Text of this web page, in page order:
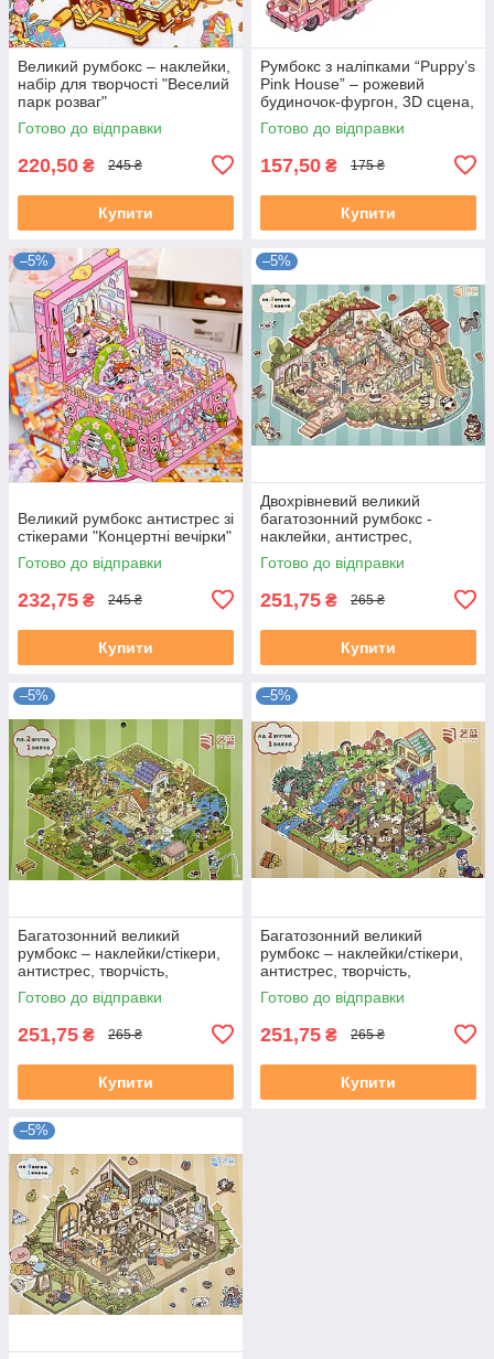
Великий румбокс – наклейки,
набір для творчості "Веселий
парк розваг"
Готово до відправки
220,50 ₴ 245 ₴
Купити
Румбокс з наліпками “Puppy’s
Pink House” – рожевий
будиночок-фургон, 3D сцена,
мініатюра, набір для
творчості, room box
Готово до відправки
157,50 ₴ 175 ₴
Купити
–5%
Великий румбокс антистрес зі
стікерами "Концертні вечірки"
Готово до відправки
232,75 ₴ 245 ₴
Купити
–5%
Двохрівневий великий
багатозонний румбокс -
наклейки, антистрес,
творчість "Котяча вілла"
Готово до відправки
251,75 ₴ 265 ₴
Купити
–5%
Багатозонний великий
румбокс – наклейки/стікери,
антистрес, творчість,
дозвілля "Щаслива ферма"
Готово до відправки
251,75 ₴ 265 ₴
Купити
–5%
Багатозонний великий
румбокс – наклейки/стікери,
антистрес, творчість,
дозвілля "Сонячне
пасовище"
Готово до відправки
251,75 ₴ 265 ₴
Купити
–5%